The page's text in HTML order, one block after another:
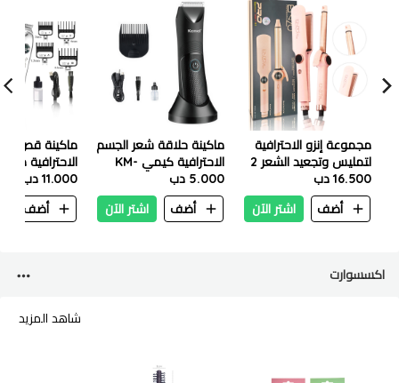
مجموعة إنزو الاحترافية
لتمليس وتجعيد الشعر 2
في 1 - EN 3314
16.500 دب
أضف
اشتر الآن
ماكينة حلاقة شعر الجسم
الاحترافية كيمي KM-
1838
5.000 دب
أضف
اشتر الآن
ماكينة قص
الاحترافية من
RF 1983
11.000 دب
أضف
اكسسوارت
شاهد المزيد